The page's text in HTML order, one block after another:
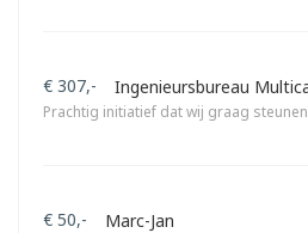
€ 307,- Ingenieursbureau
Prachtig initiatief dat wij graag
€ 50,- Marc-Jan